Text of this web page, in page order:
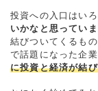
投資への入口はい
いかなと思っていま
結びついてくるも
で話題になった企
に投資と経済が結